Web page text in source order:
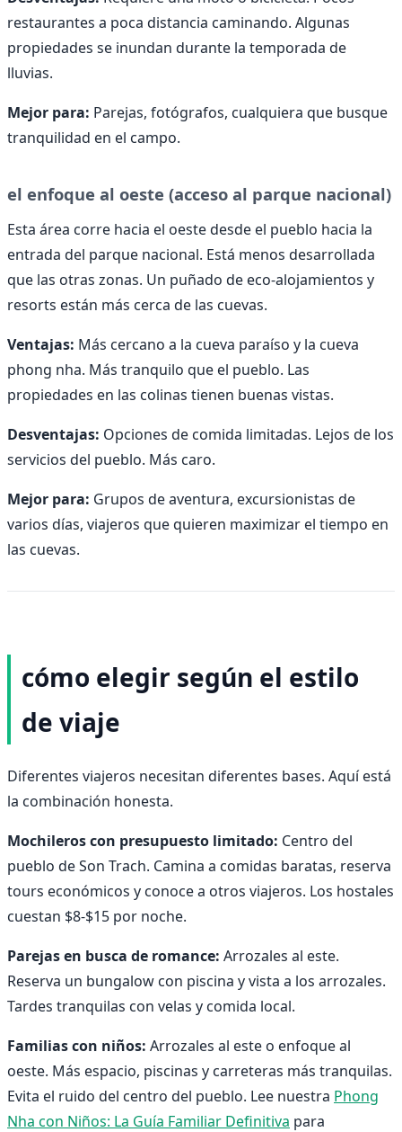
restaurantes a poca distancia caminando. Algunas
propiedades se inundan durante la temporada de
lluvias.
Mejor para: Parejas, fotógrafos, cualquiera que busque
tranquilidad en el campo.
el enfoque al oeste (acceso al parque nacional)
Esta área corre hacia el oeste desde el pueblo hacia la
entrada del parque nacional. Está menos desarrollada
que las otras zonas. Un puñado de eco-alojamientos y
resorts están más cerca de las cuevas.
Ventajas: Más cercano a la cueva paraíso y la cueva
phong nha. Más tranquilo que el pueblo. Las
propiedades en las colinas tienen buenas vistas.
Desventajas: Opciones de comida limitadas. Lejos de los
servicios del pueblo. Más caro.
Mejor para: Grupos de aventura, excursionistas de
varios días, viajeros que quieren maximizar el tiempo en
las cuevas.
cómo elegir según el estilo
de viaje
Diferentes viajeros necesitan diferentes bases. Aquí está
la combinación honesta.
Mochileros con presupuesto limitado: Centro del
pueblo de Son Trach. Camina a comidas baratas, reserva
tours económicos y conoce a otros viajeros. Los hostales
cuestan $8-$15 por noche.
Parejas en busca de romance: Arrozales al este.
Reserva un bungalow con piscina y vista a los arrozales.
Tardes tranquilas con velas y comida local.
Familias con niños: Arrozales al este o enfoque al
oeste. Más espacio, piscinas y carreteras más tranquilas.
Evita el ruido del centro del pueblo. Lee nuestra Phong
Nha con Niños: La Guía Familiar Definitiva para